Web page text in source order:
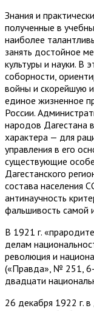
Знания и
полученные в
наиболее
занять достойное
культуры и науки. В
соборности,
войны и скорейшую
единое жизненное
России.
народов Дагестана
характера — для
управления в его
существующие
Дагестанского
состава населения
антинаучность
фальшивость самой
В 1921 г.
делам
революция и
(«Правда», № 251, 6-
двадцати
26 декабря 1922 г.